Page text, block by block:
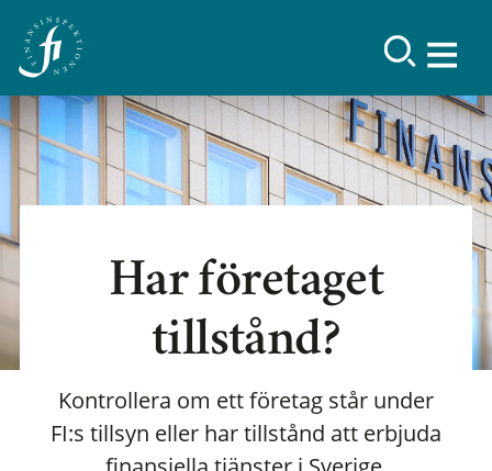
Har företaget
tillstånd?
Kontrollera om ett företag står under
FI:s tillsyn eller har tillstånd att erbjuda